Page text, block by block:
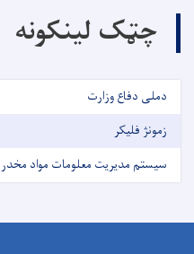
چټک لینکونه
دملی دفاع وزارت
زمونژ فلیکر
سیستم مدیریت معلومات مواد مخدر